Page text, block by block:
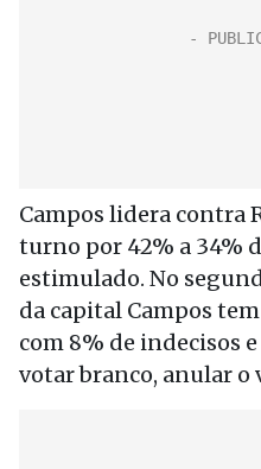
Campos lidera contra
turno por 42% a 34%
estimulado. No
da capital Campos
com 8% de indecisos
votar branco, anular o